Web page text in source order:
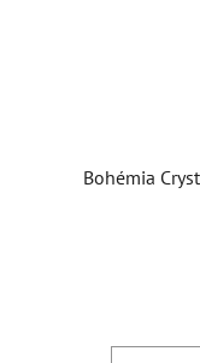
Bohémia